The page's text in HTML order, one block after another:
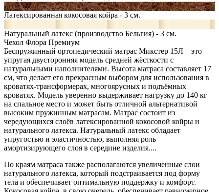
Латексированная кокосовая койра - 3 см.
Натуральный латекс (производство Бельгия) - 3 см.
Чехол Флора Премиум
Беспружинный ортопедический матрас Микстер 15Л – это
упругая двусторонняя модель средней жёсткости с
натуральными наполнителями. Высота матраса составляет 17
см, что делает его прекрасным выбором для использования в
кроватях-трансформерах, многоярусных и подъёмных
кроватях. Модель уверенно выдерживает нагрузку до 140 кг
на спальное место и может быть отличной альтернативой
высоким пружинным матрасам. Матрас состоит из
чередующихся слоёв латексированной кокосовой койры и
натурального латекса. Натуральный латекс обладает
упругостью и эластичностью, выполняя роль
амортизирующего слоя в середине изделия....
По краям матраса также располагаются увеличенные слои
натурального латекса, который подстраивается под форму
тела и обеспечивает оптимальную поддержку и комфорт.